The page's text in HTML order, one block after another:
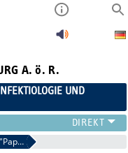
A. ö. R.
UND
GC-I³ Nachwuchssymposium "Paper des Jahres 2021"